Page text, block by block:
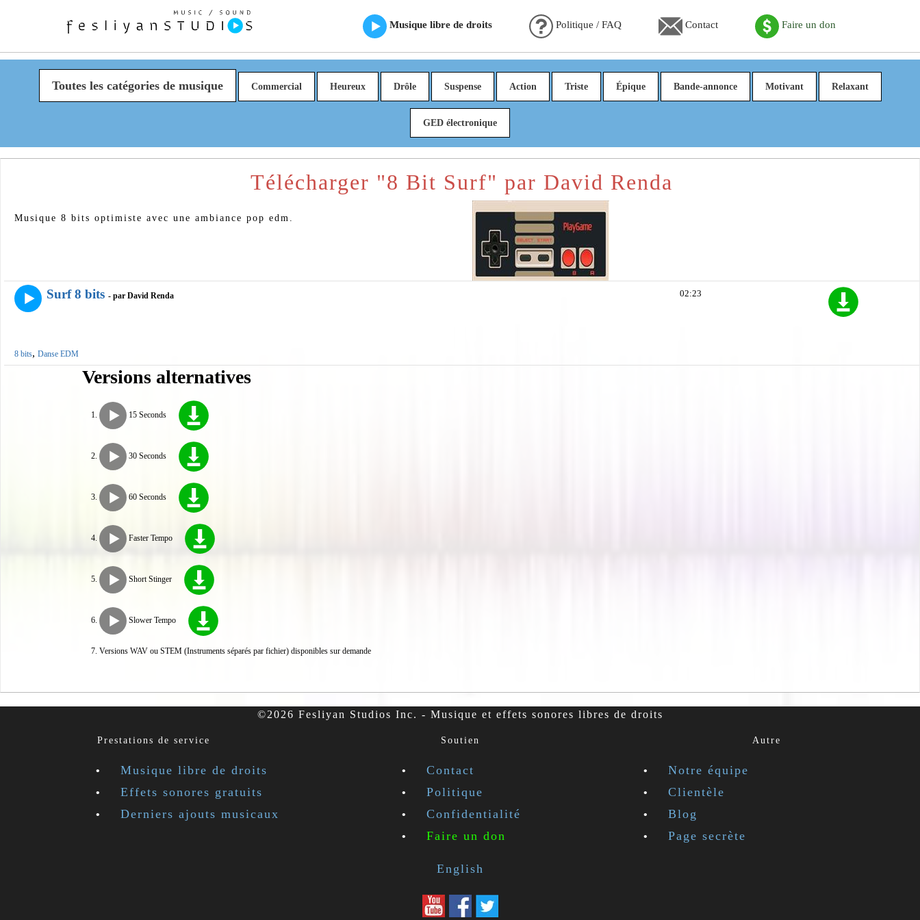
Musique libre de droits Politique / FAQ Contact Faire un don
Toutes les catégories de musique Commercial Heureux Drôle Suspense Action Triste Épique Bande-annonce Motivant Relaxant
GED électronique
Télécharger "8 Bit Surf" par David Renda
Musique 8 bits optimiste avec une ambiance pop edm.
Surf 8 bits - par David Renda
8 bits, Danse EDM
02:23
Versions alternatives
15 Seconds
30 Seconds
60 Seconds
Faster Tempo
Short Stinger
Slower Tempo
Versions WAV ou STEM (Instruments séparés par fichier) disponibles sur demande
©2026 Fesliyan Studios Inc. - Musique et effets sonores libres de droits
Prestations de service
Musique libre de droits
Effets sonores gratuits
Derniers ajouts musicaux
Soutien
Contact
Politique
Confidentialité
Faire un don
Autre
Notre équipe
Clientèle
Blog
Page secrète
English